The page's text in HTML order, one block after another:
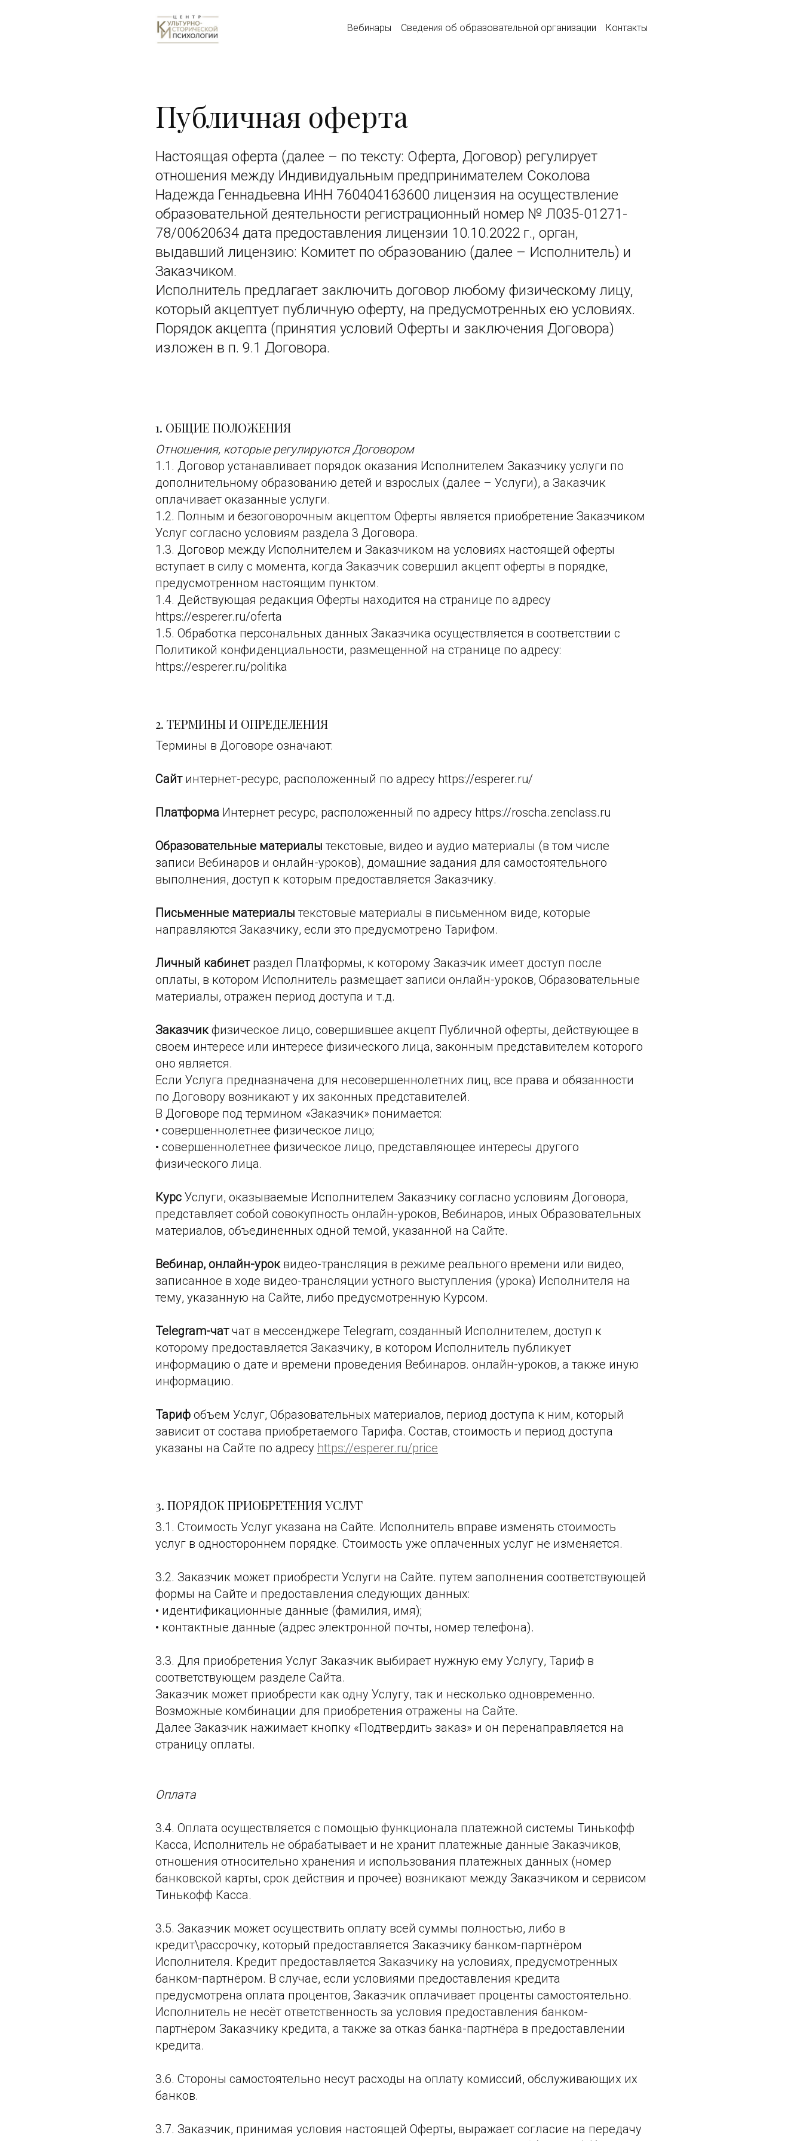
Вебинары Сведения об образовательной организации Контакты
Публичная оферта
Настоящая оферта (далее – по тексту: Оферта, Договор) регулирует
отношения между Индивидуальным предпринимателем Соколова
Надежда Геннадьевна ИНН 760404163600 лицензия на осуществление
образовательной деятельности регистрационный номер № Л035-01271-
78/00620634 дата предоставления лицензии 10.10.2022 г., орган,
выдавший лицензию: Комитет по образованию (далее – Исполнитель) и
Заказчиком.
Исполнитель предлагает заключить договор любому физическому лицу,
который акцептует публичную оферту, на предусмотренных ею условиях.
Порядок акцепта (принятия условий Оферты и заключения Договора)
изложен в п. 9.1 Договора.
1. ОБЩИЕ ПОЛОЖЕНИЯ
Отношения, которые регулируются Договором
1.1. Договор устанавливает порядок оказания Исполнителем Заказчику услуги по
дополнительному образованию детей и взрослых (далее – Услуги), а Заказчик
оплачивает оказанные услуги.
1.2. Полным и безоговорочным акцептом Оферты является приобретение Заказчиком
Услуг согласно условиям раздела 3 Договора.
1.3. Договор между Исполнителем и Заказчиком на условиях настоящей оферты
вступает в силу с момента, когда Заказчик совершил акцепт оферты в порядке,
предусмотренном настоящим пунктом.
1.4. Действующая редакция Оферты находится на странице по адресу
https://esperer.ru/oferta
1.5. Обработка персональных данных Заказчика осуществляется в соответствии с
Политикой конфиденциальности, размещенной на странице по адресу:
https://esperer.ru/politika
2. ТЕРМИНЫ И ОПРЕДЕЛЕНИЯ
Термины в Договоре означают:
Сайтинтернет-ресурс, расположенный по адресу https://esperer.ru/
Платформа Интернет ресурс, расположенный по адресу https://roscha.zenclass.ru
Образовательные материалы текстовые, видео и аудио материалы (в том числе
записи Вебинаров и онлайн-уроков), домашние задания для самостоятельного
выполнения, доступ к которым предоставляется Заказчику.
Письменные материалы текстовые материалы в письменном виде, которые
направляются Заказчику, если это предусмотрено Тарифом.
Личный кабинет раздел Платформы, к которому Заказчик имеет доступ после
оплаты, в котором Исполнитель размещает записи онлайн-уроков, Образовательные
материалы, отражен период доступа и т.д.
Заказчикфизическое лицо, совершившее акцепт Публичной оферты, действующее в
своем интересе или интересе физического лица, законным представителем которого
оно является.
Если Услуга предназначена для несовершеннолетних лиц, все права и обязанности
по Договору возникают у их законных представителей.
В Договоре под термином «Заказчик» понимается:
• совершеннолетнее физическое лицо;
• совершеннолетнее физическое лицо, представляющее интересы другого
физического лица.
Курс Услуги, оказываемые Исполнителем Заказчику согласно условиям Договора,
представляет собой совокупность онлайн-уроков, Вебинаров, иных Образовательных
материалов, объединенных одной темой, указанной на Сайте.
Вебинар, онлайн-урок видео-трансляция в режиме реального времени или видео,
записанное в ходе видео-трансляции устного выступления (урока) Исполнителя на
тему, указанную на Сайте, либо предусмотренную Курсом.
Telegram-чатчат в мессенджере Telegram, созданный Исполнителем, доступ к
которому предоставляется Заказчику, в котором Исполнитель публикует
информацию о дате и времени проведения Вебинаров. онлайн-уроков, а также иную
информацию.
Тариф объем Услуг, Образовательных материалов, период доступа к ним, который
зависит от состава приобретаемого Тарифа. Состав, стоимость и период доступа
указаны на Сайте по адресу https://esperer.ru/price
3. ПОРЯДОК ПРИОБРЕТЕНИЯ УСЛУГ
3.1. Стоимость Услуг указана на Сайте. Исполнитель вправе изменять стоимость
услуг в одностороннем порядке. Стоимость уже оплаченных услуг не изменяется.
3.2. Заказчик может приобрести Услуги на Сайте. путем заполнения соответствующей
формы на Сайте и предоставления следующих данных:
• идентификационные данные (фамилия, имя);
• контактные данные (адрес электронной почты, номер телефона).
3.3. Для приобретения Услуг Заказчик выбирает нужную ему Услугу, Тариф в
соответствующем разделе Сайта.
Заказчик может приобрести как одну Услугу, так и несколько одновременно.
Возможные комбинации для приобретения отражены на Сайте.
Далее Заказчик нажимает кнопку «Подтвердить заказ» и он перенаправляется на
страницу оплаты.
Оплата
3.4. Оплата осуществляется с помощью функционала платежной системы Тинькофф
Касса, Исполнитель не обрабатывает и не хранит платежные данные Заказчиков,
отношения относительно хранения и использования платежных данных (номер
банковской карты, срок действия и прочее) возникают между Заказчиком и сервисом
Тинькофф Касса.
3.5. Заказчик может осуществить оплату всей суммы полностью, либо в
кредит\рассрочку, который предоставляется Заказчику банком-партнёром
Исполнителя. Кредит предоставляется Заказчику на условиях, предусмотренных
банком-партнёром. В случае, если условиями предоставления кредита
предусмотрена оплата процентов, Заказчик оплачивает проценты самостоятельно.
Исполнитель не несёт ответственность за условия предоставления банком-
партнёром Заказчику кредита, а также за отказ банка-партнёра в предоставлении
кредита.
3.6. Стороны самостоятельно несут расходы на оплату комиссий, обслуживающих их
банков.
3.7. Заказчик, принимая условия настоящей Оферты, выражает согласие на передачу